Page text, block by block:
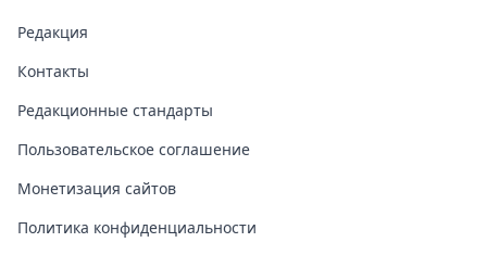
Редакция
Контакты
Редакционные стандарты
Пользовательское соглашение
Монетизация сайтов
Политика конфиденциальности